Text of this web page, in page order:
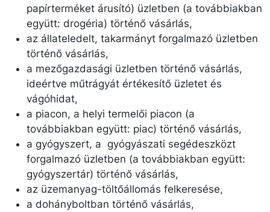
papírterméket árusító) üzletben (a továbbiakban
együtt: drogéria) történő vásárlás,
az állateledelt, takarmányt forgalmazó üzletben
történő vásárlás,
a mezőgazdasági üzletben történő vásárlás,
ideértve műtrágyát értékesítő üzletet és
vágóhidat,
a piacon, a helyi termelői piacon (a
továbbiakban együtt: piac) történő vásárlás,
a gyógyszert, a gyógyászati segédeszközt
forgalmazó üzletben (a továbbiakban együtt:
gyógyszertár) történő vásárlás,
az üzemanyag-töltőállomás felkeresése,
a dohányboltban történő vásárlás,